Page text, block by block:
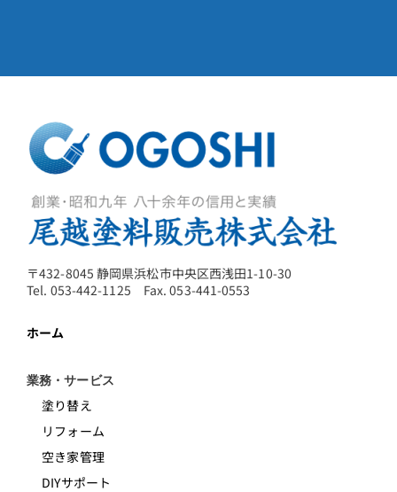
〒432-8045 静岡県浜松市中央区西浅田1-10-30
Tel. 053-442-1125 Fax. 053-441-0553
ホーム
業務・サービス
塗り替え
リフォーム
空き家管理
DIYサポート